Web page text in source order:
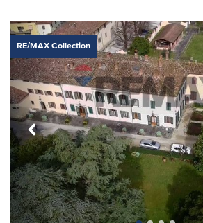
RE/MAX Collection